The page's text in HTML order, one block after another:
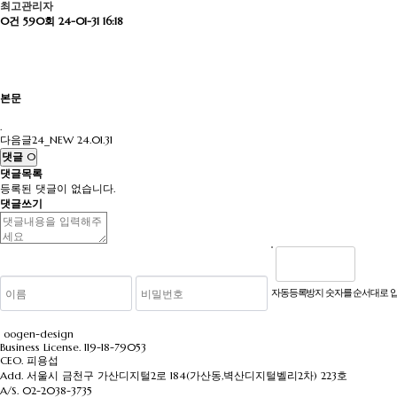
최고관리자
0건 590회 24-01-31 16:18
본문
.
다음글24_NEW 24.01.31
댓글 0
댓글목록
등록된 댓글이 없습니다.
댓글쓰기
자동등록방지 숫자를 순서대로
oogen-design
Business License. 119-18-79053
CEO. 피용섭
Add. 서울시 금천구 가산디지털2로 184(가산동,벽산디지털벨리2차) 223호
A/S. 02-2038-3735